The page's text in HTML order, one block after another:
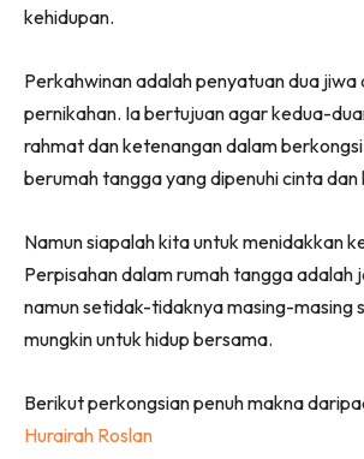
kehidupan.
Perkahwinan adalah penyatuan dua jiwa
pernikahan. Ia bertujuan agar kedua-
rahmat dan ketenangan dalam
berumah tangga yang dipenuhi cinta dan
Namun siapalah kita untuk menidakkan
Perpisahan dalam rumah tangga adalah
namun setidak-tidaknya masing-masing
mungkin untuk hidup bersama.
Berikut perkongsian penuh makna
Hurairah Roslan